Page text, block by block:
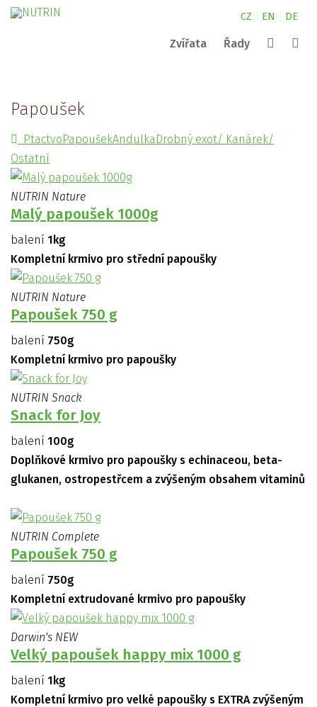
CZ EN DE
Zvířata Řady
Nature
Aquarium Pond
Darwin´s
NUTRIN pro psy
Papoušek
PtactvoPapoušekAndulkaDrobný exot/ Kanárek/
Ostatní
NUTRIN Nature
Malý papoušek 1000g
balení 1kg
Kompletní krmivo pro střední papoušky
NUTRIN Nature
Papoušek 750 g
balení 750g
Kompletní krmivo pro papoušky
NUTRIN Snack
Snack for Joy
balení 100g
Doplňkové krmivo pro papoušky s echinaceou, beta-
glukanen, ostropestřcem a zvýšeným obsahem vitaminů
NUTRIN Complete
Papoušek 750 g
balení 750g
Kompletní extrudované krmivo pro papoušky
Darwin's NEW
Velký papoušek happy mix 1000 g
balení 1kg
Kompletní krmivo pro velké papoušky s EXTRA zvýšeným